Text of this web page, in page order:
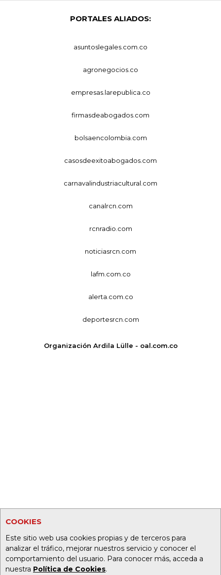
COOKIES
Este sitio web usa cookies propias y de terceros para
analizar el tráfico, mejorar nuestros servicio y conocer el
comportamiento del usuario. Para conocer más, acceda a
nuestra Política de Cookies.
PORTALES ALIADOS:
asuntoslegales.com.co
agronegocios.co
empresas.larepublica.co
firmasdeabogados.com
bolsaencolombia.com
casosdeexitoabogados.com
carnavalindustriacultural.com
canalrcn.com
rcnradio.com
noticiasrcn.com
lafm.com.co
alerta.com.co
deportesrcn.com
Organización Ardila Lülle - oal.com.co